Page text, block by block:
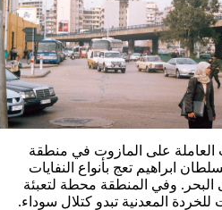
على المازوت في منطقة
ابراهيم تعج بأنواع النفايات
وفي المنطقة محطة لتعبئة
المعدنية تبدو كتلال سوداء.